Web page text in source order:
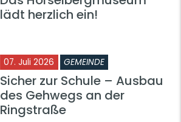
lädt herzlich ein!
07. Juli 2026 GEMEINDE
Sicher zur Schule – Ausbau
des Gehwegs an der
Ringstraße